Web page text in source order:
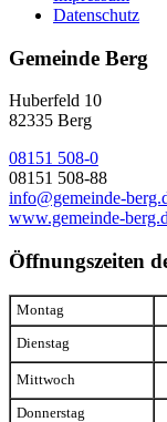
Datenschutz
Gemeinde Berg
Huberfeld 10
82335 Berg
08151 508-0
08151 508-88
info@gemeinde-
www.gemeinde-
Öffnungszeiten
Montag
Dienstag
Mittwoch
Donnerstag